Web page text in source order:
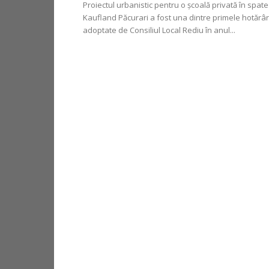
Proiectul urbanistic pentru o școală privată în
Kaufland Păcurari a fost una dintre primele
adoptate de Consiliul Local Rediu în anul...